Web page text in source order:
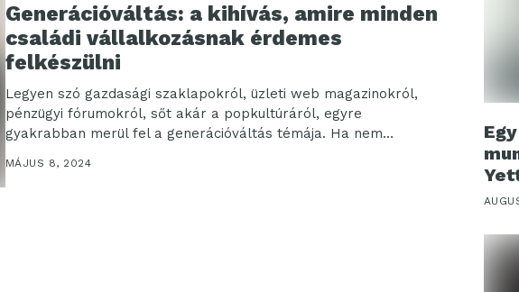
Generációváltás: a kihívás, amire minden
családi vállalkozásnak érdemes
felkészülni
Legyen szó gazdasági szaklapokról, üzleti web magazinokról,
pénzügyi fórumokról, sőt akár a popkultúráról, egyre
gyakrabban merül fel a generációváltás témája. Ha nem
MÁJUS 8, 2024